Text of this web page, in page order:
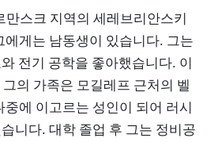
스크 지역의 세레브리안스키
게는 남동생이 있습니다. 그는
전기 공학을 좋아했습니다. 이
의 가족은 모길레프 근처의 벨
에 이고르는 성인이 되어 러시
니다. 대학 졸업 후 그는 정비공